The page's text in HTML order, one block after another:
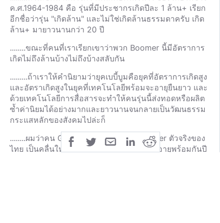
ค.ศ.1964-1984 คือ รุ่นที่มีประชากรเกิดปีละ 1 ล้าน+ เรียก
อีกชื่อว่ารุ่น "เกิดล้าน" และไม่ใช่เกิดล้านธรรมดาครับ เกิด
ล้าน+ มายาวนานกว่า 20 ปี
........ขณะที่คนที่เราเรียกเขาว่าพวก Boomer นี้มีอัตราการ
เกิดไม่ถึงล้านบ้างไม่ถึงบ้างสลับกัน
.........ถ้าเราให้คำนิยามว่ายุคเบบี้บูมคือยุคที่อัตราการเกิดสูง
และอัตราเกิดสูงในยุคที่เทคโนโลยีพร้อมจะอายุยืนยาว และ
ด้วยเทคโนโลยีการสื่อสารจะทำให้คนรุ่นนี้ส่งทอดหรือผลิต
ซ้ำค่านิยมได้อย่างมากและยาวนานจนกลายเป็นวัฒนธรรม
กระแสหลักของสังคมไปล่ะก็
........ผมว่าคน Gen ล้าน+ นี่แหละ คือ Boomer ตัวจริงของ
ไทย เป็นคลื่นใหญ่มากเมื่อคนรุ่นนี้จะเกษียณอายุพร้อมกันปี